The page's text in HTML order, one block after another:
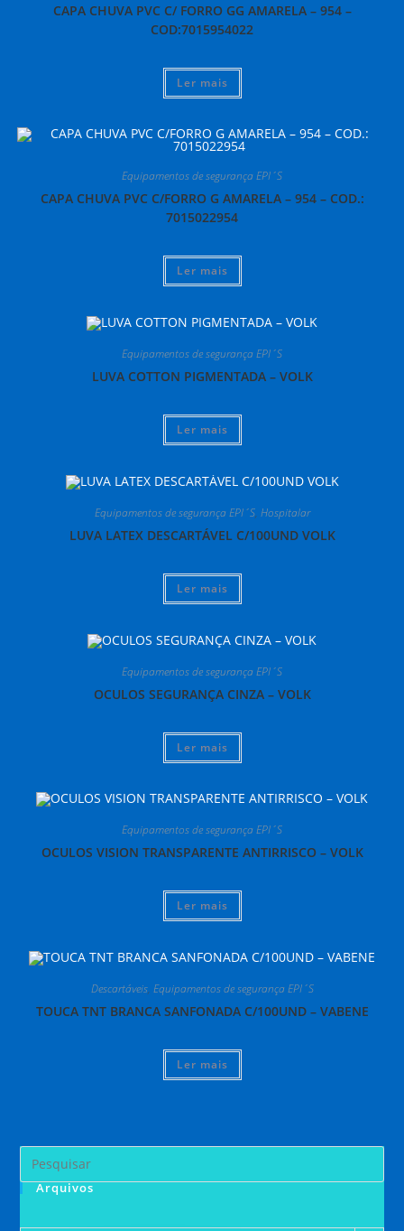
CAPA CHUVA PVC C/ FORRO GG AMARELA – 954 –
COD:7015954022
Ler mais
Equipamentos de segurança EPI´S
CAPA CHUVA PVC C/FORRO G AMARELA – 954 – COD.:
7015022954
Ler mais
Equipamentos de segurança EPI´S
LUVA COTTON PIGMENTADA – VOLK
Ler mais
Equipamentos de segurança EPI´S, Hospitalar
LUVA LATEX DESCARTÁVEL C/100UND VOLK
Ler mais
Equipamentos de segurança EPI´S
OCULOS SEGURANÇA CINZA – VOLK
Ler mais
Equipamentos de segurança EPI´S
OCULOS VISION TRANSPARENTE ANTIRRISCO – VOLK
Ler mais
Descartáveis, Equipamentos de segurança EPI´S
TOUCA TNT BRANCA SANFONADA C/100UND – VABENE
Ler mais
a
Arquivos
Find what you are looking for and experience the